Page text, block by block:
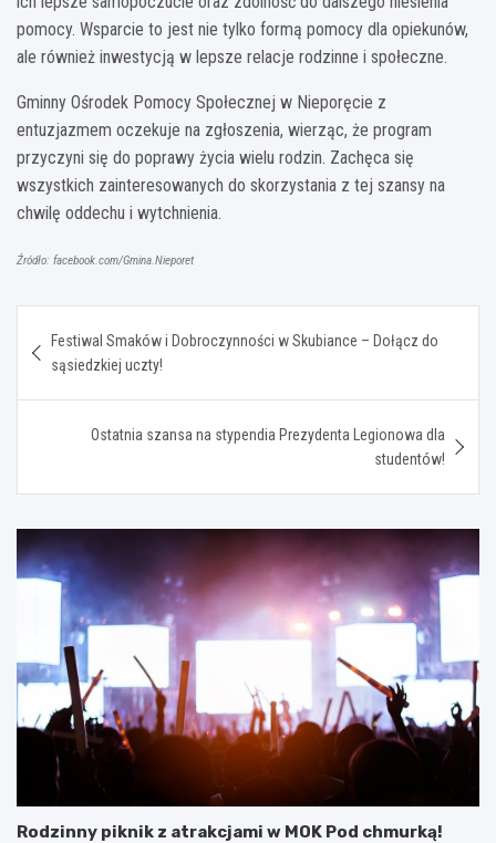
pomocy. Wsparcie to jest nie tylko formą pomocy dla opiekunów,
ale również inwestycją w lepsze relacje rodzinne i społeczne.
Gminny Ośrodek Pomocy Społecznej w Nieporęcie z
entuzjazmem oczekuje na zgłoszenia, wierząc, że program
przyczyni się do poprawy życia wielu rodzin. Zachęca się
wszystkich zainteresowanych do skorzystania z tej szansy na
chwilę oddechu i wytchnienia.
Źródło: facebook.com/Gmina.Nieporet
wpisu
Festiwal Smaków i Dobroczynności w Skubiance – Dołącz do
sąsiedzkiej uczty!
Ostatnia szansa na stypendia Prezydenta Legionowa dla
studentów!
Rodzinny piknik z atrakcjami w MOK Pod chmurką!